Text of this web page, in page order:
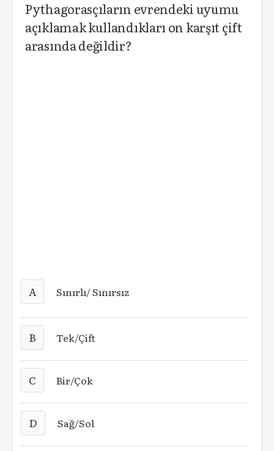
Pythagorasçıların evrendeki uyumu
açıklamak kullandıkları on karşıt çift
arasında değildir?
A Sınırlı/ Sınırsız
B Tek/Çift
C Bir/Çok
D Sağ/Sol